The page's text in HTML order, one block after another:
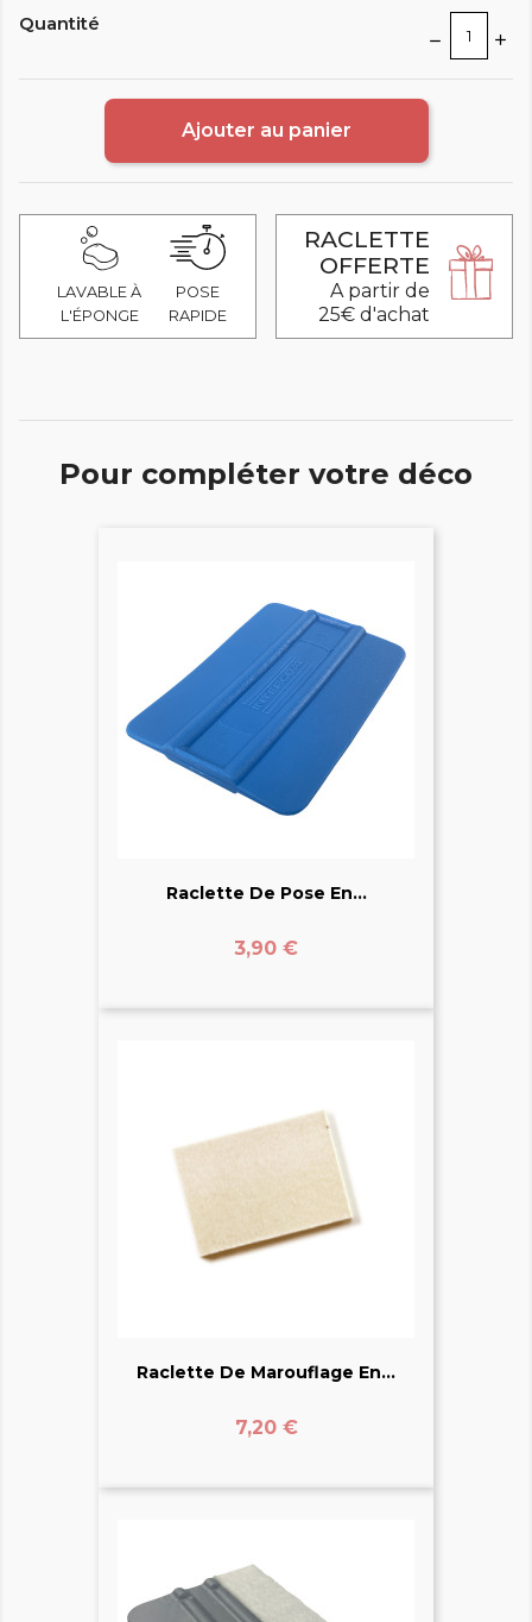
Quantité
Ajouter au panier
LAVABLE À
L'ÉPONGE
POSE
RAPIDE
RACLETTE
OFFERTE
A partir de
25€ d'achat
Pour compléter votre déco
Raclette De Pose En...
Prix
3,90 €
Raclette De Marouflage En...
Prix
7,20 €